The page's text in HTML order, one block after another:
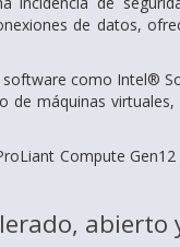
de datos,
como Intel®
de máquinas
Compute
abierto